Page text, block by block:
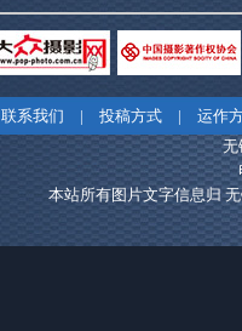
联系我们 | 投稿方式 |
运作
无
本站所有图片文字信息归